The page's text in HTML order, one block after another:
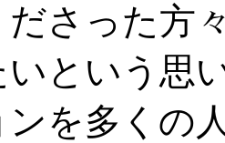
ださった方
という思
を多くの